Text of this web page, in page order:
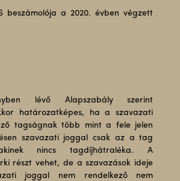
a 2020. évben végzett
lévő Alapszabály szerint
határozatképes, ha a szavazati
tagságnak több mint a fele jelen
szavazati joggal csak az a tag
nincs tagdíjhátraléka. A
részt vehet, de a szavazások ideje
joggal nem rendelkező nem